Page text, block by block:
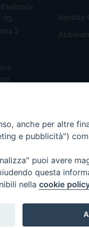
2
Vendita
anche per altre
e pubblicità")
puoi avere
questa
nella cookie